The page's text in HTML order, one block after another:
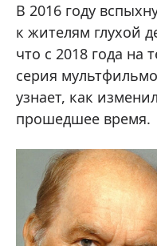
В 2016 году
к жителям глухой
что с 2018 года на
серия
узнает, как
прошедшее время.